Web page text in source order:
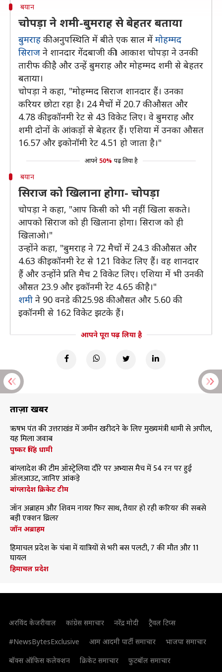
बयान
चोपड़ा ने शमी-बुमराह से बेहतर बताया
बुमराह की अनुपस्थिति में बीते एक साल में मोहम्मद
सिराज ने शानदार गेंदबाजी की। आकाश चोपड़ा ने उनकी
तारीफ की है और उन्हें बुमराह और मोहम्मद शमी से बेहतर
बताया।
चोपड़ा ने कहा, "मोहम्मद सिराज शानदार हैं। उनका
करियर छोटा रहा है। 24 मैचों में 20.7 की औसत और
4.78 की इकॉनमी रेट से 43 विकेट लिए। वे बुमराह और
शमी दोनों के आंकड़ों से बेहतर हैं। एशिया में उनका औसत
16.57 और इकोनॉमी रेट 4.51 हो जाता है।"
आपने 50% पढ़ लिया है
बयान
सिराज को खिलाना होगा- चोपड़ा
चोपड़ा ने कहा, "आप किसी को भी नहीं खिला सकते।
आपको सिराज को ही खिलाना होगा। सिराज को ही
खिलाओ।"
उन्होंने कहा, "बुमराह ने 72 मैचों में 24.3 की औसत और
4.63 की इकॉनमी रेट से 121 विकेट लिए हैं। वह शानदार
हैं और उन्होंने प्रति मैच 2 विकेट लिए। एशिया में भी उनकी
औसत 23.9 और इकॉनमी रेट 4.65 की है।"
शमी ने 90 वनडे की 25.98 की औसत और 5.60 की
इकॉनमी से 162 विकेट झटके हैं।
आपने पूरा पढ़ लिया है
ताज़ा खबरें
ऋषभ पंत की उत्तराखंड में जमीन खरीदने के लिए मुख्यमंत्री धामी से अपील,
यह मिला जवाब
पुष्कर सिंह धामी
बांग्लादेश की टीम ऑस्ट्रेलिया दौरे पर अभ्यास मैच में 54 रन पर हुई
ऑलआउट, जानिए आंकड़े
बांग्लादेश क्रिकेट टीम
जॉन अब्राहम और शिवम नायर फिर साथ, तैयार हो रही करियर की सबसे
बड़ी एक्शन थ्रिलर
जॉन अब्राहम
हिमाचल प्रदेश के चंबा में यात्रियों से भरी बस पलटी, 7 की मौत और 11
घायल
हिमाचल प्रदेश
अरविंद केजरीवाल कांग्रेस समाचार नरेंद्र मोदी
ट्रैवल टिप्स
#NewsBytesExclusive
आम आदमी पार्टी समाचार
भाजपा समाचार
बॉक्स ऑफिस कलेक्शन
क्रिकेट समाचार फुटबॉल समाचार